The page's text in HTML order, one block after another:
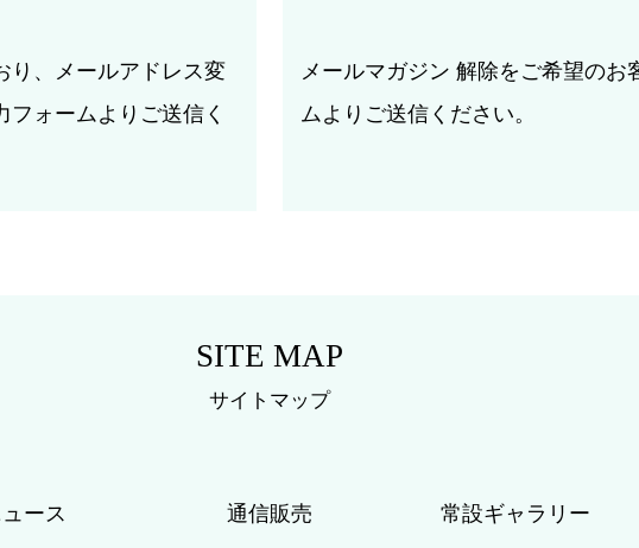
り、メールアドレス変
ォームよりご送信く
メールマガジン 解除をご希望のお
ムよりご送信ください。
SITE MAP
サイトマップ
ュース 通信販売 常設ギャラリー